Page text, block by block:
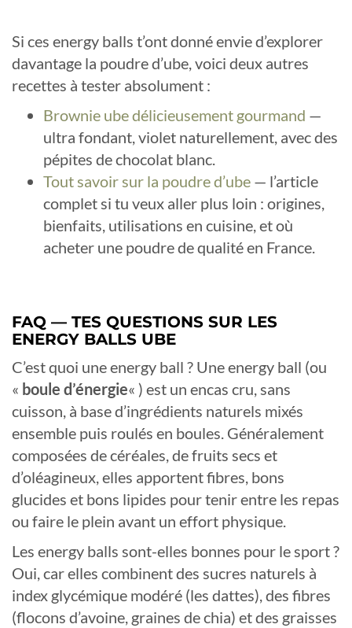
Si ces energy balls t’ont donné envie d’explorer
davantage la poudre d’ube, voici deux autres
recettes à tester absolument :
Brownie ube délicieusement gourmand —
ultra fondant, violet naturellement, avec des
pépites de chocolat blanc.
Tout savoir sur la poudre d’ube — l’article
complet si tu veux aller plus loin : origines,
bienfaits, utilisations en cuisine, et où
acheter une poudre de qualité en France.
FAQ — TES QUESTIONS SUR LES
ENERGY BALLS UBE
C’est quoi une energy ball ? Une energy ball (ou
« boule d’énergie« ) est un encas cru, sans
cuisson, à base d’ingrédients naturels mixés
ensemble puis roulés en boules. Généralement
composées de céréales, de fruits secs et
d’oléagineux, elles apportent fibres, bons
glucides et bons lipides pour tenir entre les repas
ou faire le plein avant un effort physique.
Les energy balls sont-elles bonnes pour le sport ?
Oui, car elles combinent des sucres naturels à
index glycémique modéré (les dattes), des fibres
(flocons d’avoine, graines de chia) et des graisses